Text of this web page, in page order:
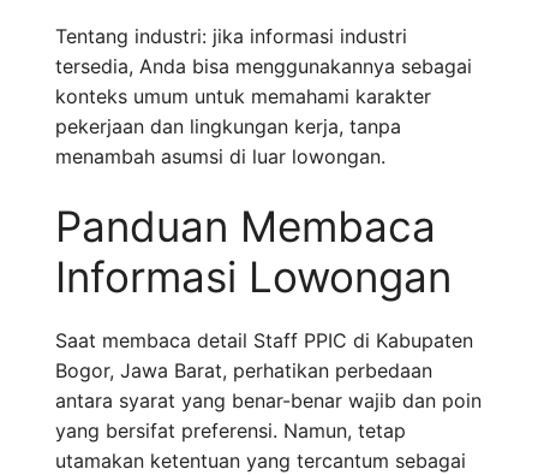
Tentang industri: jika informasi industri
tersedia, Anda bisa menggunakannya sebagai
konteks umum untuk memahami karakter
pekerjaan dan lingkungan kerja, tanpa
menambah asumsi di luar lowongan.
Panduan Membaca
Informasi Lowongan
Saat membaca detail Staff PPIC di Kabupaten
Bogor, Jawa Barat, perhatikan perbedaan
antara syarat yang benar-benar wajib dan poin
yang bersifat preferensi. Namun, tetap
utamakan ketentuan yang tercantum sebagai